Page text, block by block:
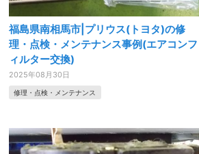
福島県南相馬市|プリウス(トヨタ)の修
理・点検・メンテナンス事例(エアコンフ
ィルター交換)
2025年08月30日
修理・点検・メンテナンス